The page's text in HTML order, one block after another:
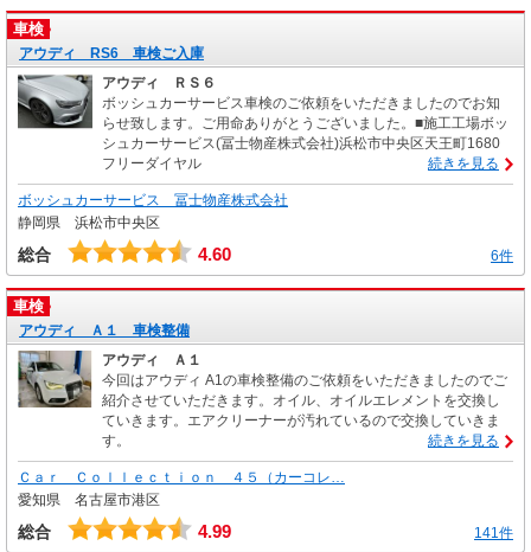
車検
アウディ RS6 車検ご入庫
アウディ ＲＳ６
ボッシュカーサービス車検のご依頼をいただきましたのでお知
らせ致します。ご用命ありがとうございました。■施工工場ボッ
シュカーサービス(冨士物産株式会社)浜松市中央区天王町1680
フリーダイヤル
続きを見る
ボッシュカーサービス 冨士物産株式会社
静岡県 浜松市中央区
総合 4.60 6件
車検
アウディ Ａ１ 車検整備
アウディ Ａ１
今回はアウディ A1の車検整備のご依頼をいただきましたのでご
紹介させていただきます。オイル、オイルエレメントを交換し
ていきます。エアクリーナーが汚れているので交換していきま
す。
続きを見る
Ｃａｒ Ｃｏｌｌｅｃｔｉｏｎ ４５（カーコレ…
愛知県 名古屋市港区
総合 4.99 141件